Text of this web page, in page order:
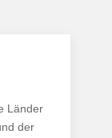
Länder
der